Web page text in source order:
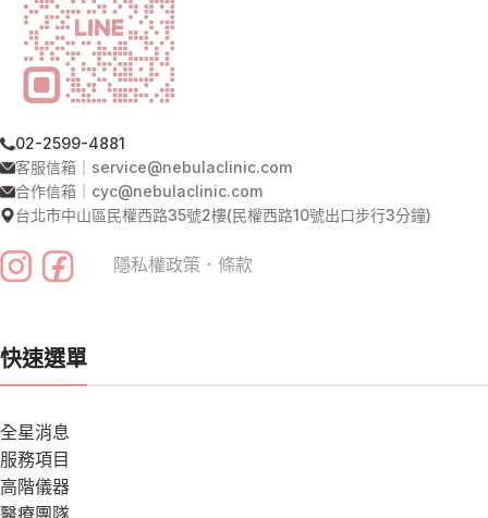
02-2599-4881
客服信箱｜service@nebulaclinic.com
合作信箱｜cyc@nebulaclinic.com
台北市中山區民權西路35號2樓(民權西路10號出口步行3分鐘)
隱私權政策 ． 條款
快速選單
全星消息
服務項目
高階儀器
醫療團隊